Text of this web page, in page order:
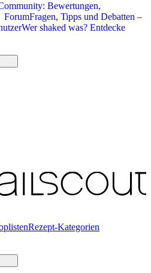
Bewertungen,
ForumFragen, Tipps und Debatten –
Wer shaked was? Entdecke
Rezept-Kategorien